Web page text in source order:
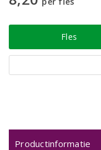
Fles
Productinformatie